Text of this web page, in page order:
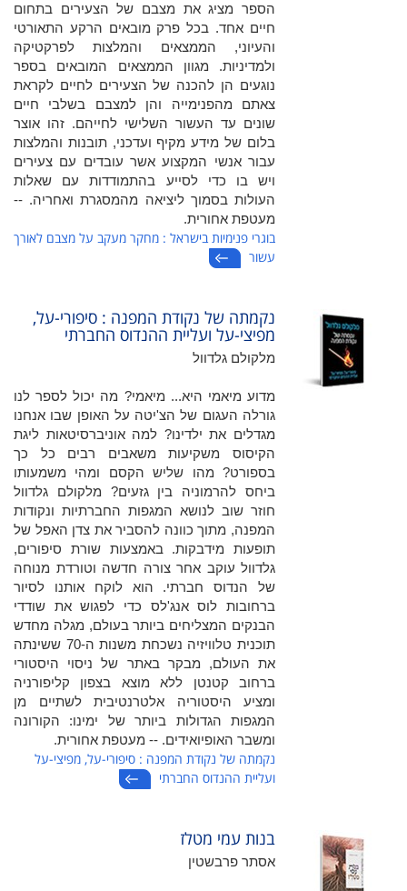
הספר מציג את מצבם של הצעירים בתחום
חיים אחד. בכל פרק מובאים הרקע התאורטי
והעיוני, הממצאים והמלצות לפרקטיקה
ולמדיניות. מגוון הממצאים המובאים בספר
נוגעים הן להכנה של הצעירים לחיים לקראת
צאתם מהפנימייה והן למצבם בשלבי חיים
שונים עד העשור השלישי לחייהם. זהו אוצר
בלום של מידע מקיף ועדכני, תובנות והמלצות
עבור אנשי המקצוע אשר עובדים עם צעירים
ויש בו כדי לסייע בהתמודדות עם שאלות
העולות בסמוך ליציאה מהמסגרת ואחריה. --
מעטפת אחורית.
בוגרי פנימיות בישראל : מחקר מעקב על מצבם לאורך
עשור
נקמתה של נקודת המפנה : סיפורי-על,
מפיצי-על ועליית ההנדוס החברתי
מלקולם גלדוול
מדוע מיאמי היא... מיאמי? מה יכול לספר לנו
גורלה העגום של הצ'יטה על האופן שבו אנחנו
מגדלים את ילדינו? למה אוניברסיטאות ליגת
הקיסוס משקיעות משאבים רבים כל כך
בספורט? מהו שליש הקסם ומהי משמעותו
ביחס להרמוניה בין גזעים? מלקולם גלדוול
חוזר שוב לנושא המגפות החברתיות ונקודות
המפנה, מתוך כוונה להסביר את צדן האפל של
תופעות מידבקות. באמצעות שורת סיפורים,
גלדוול עוקב אחר צורה חדשה וטורדת מנוחה
של הנדוס חברתי. הוא לוקח אותנו לסיור
ברחובות לוס אנג'לס כדי לפגוש את שודדי
הבנקים המצליחים ביותר בעולם, מגלה מחדש
תוכנית טלוויזיה נשכחת משנות ה-70 ששינתה
את העולם, מבקר באתר של ניסוי היסטורי
ברחוב קטנטן ללא מוצא בצפון קליפורניה
ומציע היסטוריה אלטרנטיבית לשתיים מן
המגפות הגדולות ביותר של ימינו: הקורונה
ומשבר האופיואידים. -- מעטפת אחורית.
נקמתה של נקודת המפנה : סיפורי-על, מפיצי-על
ועליית ההנדוס החברתי
בנות עמי מטלז
אסתר פרבשטין